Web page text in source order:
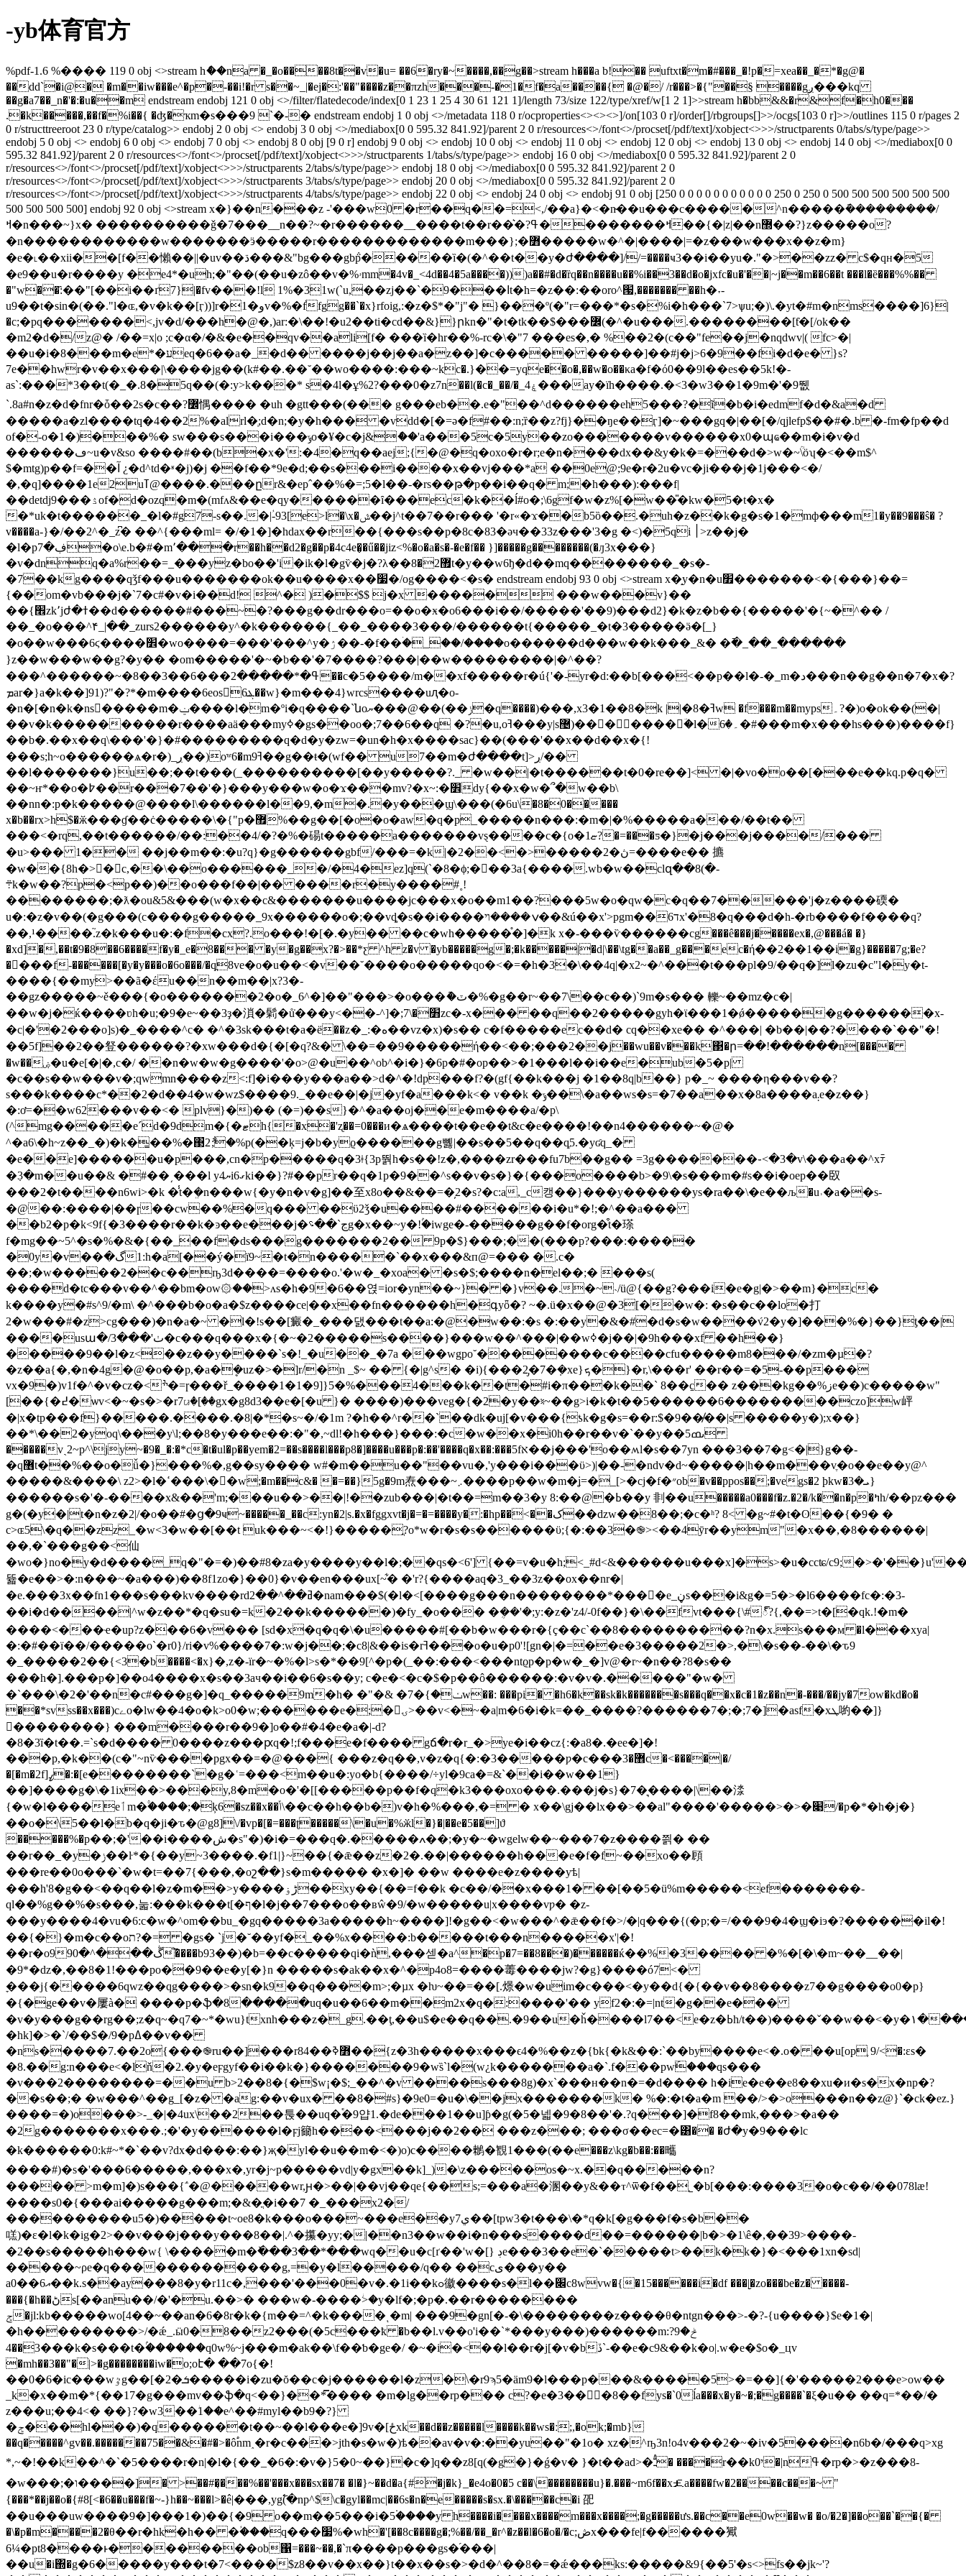
-yb体育官方
%pdf-1.6 %���� 119 0 obj <>stream hެ��na �_�o����8t��v�u= ��6�ry�~����,��g��>stream h���a b!�� uftxt�m�#���_�!p�=xea��_�*�g@�
��dd`�i@� �m��iw���e^�p�-��i!�r s��~_|�ej�:'��"����z��πzh���-�1�f�a����{ �@�/ /r���>�{"��§ ����gږ���kq
��g�a7��_n�'�:�u��m endstream endobj 121 0 obj <>/filter/flatedecode/index[0 1 23 1 25 4 30 61 121 1]/length 73/size 122/type/xref/w[1 2 1]>>stream h�bb&&�r&f�h0���
.�k�����,��f�%i��{ �ʤ�ҡm�s���9 `�-� endstream endobj 1 0 obj <>/metadata 118 0 r/ocproperties<><><>]/on[103 0 r]/order[]/rbgroups[]>>/ocgs[103 0 r]>>/outlines 115 0 r/pages 2
0 r/structtreeroot 23 0 r/type/catalog>> endobj 2 0 obj <> endobj 3 0 obj <>/mediabox[0 0 595.32 841.92]/parent 2 0 r/resources<>/font<>/procset[/pdf/text]/xobject<>>>/structparents 0/tabs/s/type/page>>
endobj 5 0 obj <> endobj 6 0 obj <> endobj 7 0 obj <> endobj 8 0 obj [9 0 r] endobj 9 0 obj <> endobj 10 0 obj <> endobj 11 0 obj <> endobj 12 0 obj <> endobj 13 0 obj <> endobj 14 0 obj <>/mediabox[0 0
595.32 841.92]/parent 2 0 r/resources<>/font<>/procset[/pdf/text]/xobject<>>>/structparents 1/tabs/s/type/page>> endobj 16 0 obj <>/mediabox[0 0 595.32 841.92]/parent 2 0
r/resources<>/font<>/procset[/pdf/text]/xobject<>>>/structparents 2/tabs/s/type/page>> endobj 18 0 obj <>/mediabox[0 0 595.32 841.92]/parent 2 0
r/resources<>/font<>/procset[/pdf/text]/xobject<>>>/structparents 3/tabs/s/type/page>> endobj 20 0 obj <>/mediabox[0 0 595.32 841.92]/parent 2 0
r/resources<>/font<>/procset[/pdf/text]/xobject<>>>/structparents 4/tabs/s/type/page>> endobj 22 0 obj <> endobj 24 0 obj <> endobj 91 0 obj [250 0 0 0 0 0 0 0 0 0 0 0 250 0 250 0 500 500 500 500 500 500
500 500 500 500] endobj 92 0 obj <>stream x�}��n���z -'���w0 �r��q��=˂,/��a}�<�n̴��u���c�����^n�����݇���������/
ߞ�n���~}x� ����������ǧ�7���__n��?~�r������__����t��r��͛�?ߟ��������ߞ��{�|z|��n޽��?}z�����o?
�n������������w�������ӭ�����r�������������m���};�߻�����w�^�|����|=�z���w���x��z�m}
�e�˪��xii��[f��懶��||�uv��ڌ���&"bg���gb݅p�����ȉ�(�^��t��y�ժ����]//=����ҹ3��i��yu�."�>��zz� c$�qʜ�5
�e9��u�r����y �e4*�uh;�"��(��u�zô��v�%ۥmm�4v�_<4d��4�5a����)))a��#�d�ȑq��n����u��%i��3��d�o�jxfc�u�'��|~j��m��6��t ���l�ȅ���%%��
�"w��҄:��"[��i��ґ7}|�fv���!l 1%�31w(`u,��zj��`�9���اt�h=�z��:��oro^՗,������� ��h�˕-
u9��t�sin�(��."l�ɶ,�v�k��[ӷ))]r�1�وv�%�f֫fgg��`�x}rfoig,:�z�$*�"j"� }���º(�"r=���*�s�%i�h���`7˃ѱu;�)\.�yt�#m�nms����]6}|
�c;�pq�������<,jv�d/���h�@�,)ar:�\��!�u2��ti�cd��&}}րkn�"�t�tk��$���߼(�^�u���.��������[ƭ�[/ok��
�m2�d�/z@� /��=x|o ;c�α�/�&�e��qv��ali[f� ���ȉ�hr��%-rc�\�"7 ���es�,� %��2�(c��"fe��j�nqdwv|( fc>�|
��u�i�8���m�e*�עeq�6��a�_�d�� ����j��j��a�z��]�c����� �����]��#j�j>6�9��fi�d�e� }s?
7e��hwr�v��x���|\����jg��(k#��.��˘��wо����:���~kc�.}��=yqe��o�,��w�o��κa�f�ό0��9l��es��5k!�-
as`:���*3��t(�_�.8�5q��(�:y>k���* s�4l�ұ%2?���0�z7n��l(�c�_��/�_4ۼ���ay�ïh����.�<3�w3��1�9m�'�9뛦
`.8a#n�z�d�fnr�ȱ��2s�c��?߼㥥���� �uh �gtt���(��� g���eb��.e�"��^d������eh5���?�ĩ�b�i�edmf�d�&a�d
�����a�zl����tq�4��2%�alrl�ְ;d�n;�y�h��� �vdd�[�=ə�f#��:n;ȑ��z?fj}��ŋe��ӷ]�~���gq�|��[�/qjlefp$��#�.b �-fm�fp��d
of�-o�1�)���%� sw���s���i���ݹo�¥�c�j&ެ��'a���5c�5y��zo�������v������x0�պҩ��m�i�v�d
������ڡ~u�v&so ����#��(b�x�':�4�q��aej;{�@�q�oxo�r�r;e�n����dx��&y�k�=���d�>w�~ؒ\öʮ�<��m$^
$�mtg)p��f=��آ ¿�d^td�ʶ�j)�j ��f��*9e�d;��s���i����x��vj���*a ��0e@;9e�r�2u�vс�ϳi���j�1j���<�/
�,�q]����1e2uߠ@����.���ըr&�epˆ��%�=;5�l��-�rs��թ�p��i��q� m;�h���):���f|
��detdj9���ۮof�d�ozq�m�(mfʌ&��e�qy������ȋ���ec�k��ĺ#o�;\6gf�w�z%[�w��̎�kw�5�t�x�
�*uk�t������_�l�#g7-s��.�|ؙ-93[e>l�\x�ݜ��j^t��7��r��� '�r«�ϫ��b5ȍ��.�uh�z��k�g�s�1�mф���m1�y��9���ŝ� ?
v����a-}�/��2^�_z͆� ��^{���ml= �/�1�]�hdax��r��{���s��p�8c�83�əч��33z���'3�g �<)�5qi ׀>z��j�
�l�pڣ�7�o\e.b�#�m٬���r��h��d2�g��p�4c4e�̬�ű��jiz<%�o�a�s�-�e�f�� }]�����g��������(�ԓ3x���}
�v�dnq�a%r��=_���yz�bo��'i�ik�l�gѷ�j�?λ��޿2�8t�y��w6ђ�d��mq��������_�s�-
�7��kg����qǯf���u�������ok��u����x��׷�/og����<�s� endstream endobj 93 0 obj <>stream x�̝y�n�u׿�������<�{���}��=
{��om�vb���j�`7�c#�v�i��d! ^� )�$$ j�x ����� ���w���v}��
��{׮zk՚jժ�ߙ��d������#���~�?���g��dr���o=��o�ӿ�o6���i��/�����'��9)���d2}�k�z�b��{�����'�{~�^�� /
��_�o���^۴_|��_zurs2������y^�k������{_��_����3���/������t{�����_�t�3�����ӛ�[_}
�o��w���6ϛ����׾�wo����=���'���^y�ۯ��-�f��ۛ�_��/����o������d���w��k���_&� �߫�_��_������
}z��w���w��g?�y�� �om�����'�~�b��'�7����?���|� �w���������|�^��?
���^������~�8��3��6���ߟ�*�����2��c�5����/m��xf�����r�ú{'�-yr�d:��b[���<��p��l�-�_m�د���n��g��n�7�x�?
ܡar�}a�k��]91)?"�?*�m����6eosܔ6��w}�m���4}wrcs����uԯ�o-
�n�[�n�k�ns�ٔ����m�ݔ����ӏ�m�ºi�q����`նoޔ���@��(��ݫ�q����)���,x3�1��8�k ||�8�ߔw �f���m��myps۔?�)o�ok��(�|
��v�k����������r����aӓ���myߦ�gs��oo�;7��6��q �?�u,oߔ���y|s޴)�������ؔ�l�۔�6�#���m�x���hs���)����f}
��b�.��x��q\ ���'�}�#���������q�d�y�zw=�un�h�x����sac}��(���'��x��d��x�{!
���s;h~o������ѧ�r�)_ڔ��)oʷ6�m9ߔ��g��ŧ�(wf�� u7��m�ժ����t]>ڔ/��
��l�������}u��;��t���(_����������[��y�����?._ �w��|�t������t�0�re��]< �|�vo�o��[���e��kq.p�q�
��~ҥ*��o�߈��r���7��'�}���y���w�o�ϫ���mv?�x~:�׾dy{��x�w�՞�w��b\
��nn�:p�k�����@����l\������l��9,�m�.�y���ϣ\���(�6u\�8�0�����
x�b��rx>h$�ӂ���ɠ��ċ�����\�{"p�޿%��g��[�o�o�aw�q�p_�����n���:�m�|�%�����a���/��t��
���<�rq,��t������/��:��4/�?�%�碭t�����a�������vȿ����c�{o�ޏ1?�=���ƽ�}�j���j����/���
�u˃��� 1�� ��j��m��:�u?q}�g������gbf/���=�k|�2��<�>�����2�ڽ=����e�� 㩠
�w��{8h�>�c,��\��o������_�/�4�ez]q(`�8�ϕ;��ِ�3a{����.wb�w��clզ��8(�-
܊k�w��?p�<p��)��o���f��|�� ����r�y����#˳!
��������;�ƛ�ou&5&���(w�x��c&�������u����jc���x�o��m1��?���5w�o�qw�c�q��7�����'j�z����碝�
u�:�z�v��(�g���(c����g�����_9x������o�;��vȡ�s��i����ݍ����ױ��&ú��x'>pgm��6דx'�8�q���d�h-�rb����f����q?
��,¹����.֮z�k���u�:�f�cx?.o���!�[�.�y�� ��c�wh�����֯�]�k x�-���ѷ������cg���ê���j�����ex�,@���á� �}
�xd]�,��t�9�8��6����f�y�_e�8��� �y�g��x?�>��*ƹ ^h z�v �yb�����g�;�k�����|�d|\��\tg��a��_g���ec�ή��2��1��i�g}�����7g;�e?
��ٕ��f-������[�y�y���o�6o���/�qֲ8ve�o�u��<�v��˘����o�����qo�<�=�h�3�\��4q|�x2~�^���t���pl�9/��q�]l�zu�c"l�y�t-
����{��my>��ã�έu��n��m��|x?3�-
��gz�����~ě���{�o�������2�o�_6^�]��"���>�o���ު�ٽ�%�g��r~��7\��c��)`9m�s��� 轢~��mz�c�|
��w�j�ќ����ʋh�u;�9�e~��3ҙ�溑�鬁�ů̇���y<��-^]�;׻�\7zc�-x��� ��q��2�����gyh�ϊ���1�ǿ������g�������x-
�c|�'�2���o]s)�_����^c� �^�3sk���t�a�ё��z�_:�ه��vz�x)�s�� c�f�����ec��d� cq��xe�� �^���| �b��|��?����`��"�!
��5f]��2��豋������?�xw���d�{�[�q?&� \��=��9�����ή��<��;���2��j��wu��v���k΃�ր=��!������n[����
�w��ۻ�u�e[�|�,c�/ ��n�w�w�g����'�o>@�u��^ob^�i�}�6p�#�op��>�1���l��i��e�ub�5�p|
�c��s��w���v�;qwmn����z<:f]�i���y���a��>d�^�!dp���f?�(gf{��k���j �1��8q|b��} p�_~ ����η���v��?
s���k����c*��2�d��4�w�wz$����9._��e��|�j�yf�a���k<� v��k �ݹ��\�a��ws�s=�7��a��x�8a����a܄e�z��}
�:ơ=��w62���v��<� plv}�)�� (�=)��s}�^�a��oj��e�m����a/�p\
(^mg�����eˊd�9dm�{�ޓh{�x�'ʐ��=0���и�ѧ����t��e��t&c�e����!��n4������~�@�
^�a6\�h~z��_�)�k�͇��%�΃2ާ;�%p(��ķ=j�b�yϱ������g뼳|��s��5��q��qֶ5.�yʛq_�
�e��e]������u�p���,cn�p�����q�3ǂ{3p뛁h�s��!z�,����zr���fu7b��g�� =3g�������֊<�3�v\���a��^xﾃ
�߲3�m��u��& �#��͵���l yޔ4i6ގki��}?#��pr��q�1p�9��^s��v�s�}�{���o����b>�9\�s���m�#s��i�oep��臤
���2�t����n6wi>�k �̾t�ܸ�n���w{�y�n�v�g]��⾄x8o��&��=�̦2�s?�c:a,_c캥��}���y������ys�ra��\�e��љ�u˒�a��s-
�@��:����|��ɼ��cw��%�q��� ��ϋ2ǯ�u����#������i�u*�!;�^��a���
��b2�p�k<9f{�3����r��k�ͽ��e���j�ڃ`��؝g�x��~y�!ۢ�iwge�-�����g��f�org�͒t�瑹
f�mg��~5^�s�%�&�{��_��f�ds���g�������2�� 9p�$}���;��(���p?���:�����
�0y�v��گ�1:h�a[��ý�ï9~�t�n�����`��x���&п@=��� �.c�
��;�w�����2��c��ҧ3d����=����o.'�w�_�xoa� �s�$;����n�el��;� ���s(
����d�tc���v��^��bm�ow۞��>ʌs�h�9�6��엱=ior�yn��~}� �}v��.�~˴/ü@{��g?���i�e�g|�>��m}�c�
k����y�#s^9/�m\ �^���b�o�a�$z����ce|��x��fn������h�գyȫ�? ~�.ü�x��@�3[��w�: �s��c��lo�打
2�w���#�z>cg���)�n�a�~ �l�!s��[癜�_���댌���t��a:�@�w��:�s �:��y�&�#�d�s�w����v́2�y�]���%�}��}ƫ��|
����usա�/3���'ٺ�c���q���x�{�~�2�����s����}���w��^���|��wߦ�j��|�9h���xf ��h��}
�����9��l�z<��z��y����`s�!_�u��_�7a ���wgpo˘��������c����cfu�����m8���/�zm�µ�?
�z��a{�,�n�4g�@�o��p,�a�ܷ�uz�>�]r/�n _$~ �� {�|g^s� �i){���2̡�7�݂�xe}ܟ�}�r,\���r' ��r��=�5-��p���
vx�9�)v1f�^�v�cz�<ׯ�=ɼ���ř_����1�1�9]}5�%���4���k��t�#i�π���k��` 8��c̠�� z���kg��%زe��)c�����w"
[��{�߄�ѡv<�~�s�>�r7ꤣ�[��gx�g8d3��e�[�u }� ����)���veg�{�2�y��⹏~��g>i�k�t��5������6���������czo]w岼
�|x�tp���f}�����.����.�8|�*�s~�/�1m ?�h��^r��`��dk�uj[�v���{ƾk�g�s=��r:$�9��̸��|s �����y�);x��}
��*\��2�yoq\���y\l;��8�y���e��:�"�,~dl!�h���}���:�c�w��x�i0h��r��v�`��y��5ںߘ
�����vˎ2~p^\jy~�9�_�:�*c�t�ul�p��yem�2=��s����l���p8�]����u���p�:��'����q�x��:���5fא��j���'o��ʍl�s��7yn ���3��7�g<�|}g��-
�q޶t��%��o�ǚ�}���%�,g��sy���� w#�m��u��"��vu�,'y���i���ϋ>)|��-�ndv�d~�����|h��m���vֶ�o��e��y@^
�����&����\ z2>�l�ߵ���\��ٌw;�m��c&� �=��}5g�9m焘���~܇����p��w�m�ʝ=�_[>�cj�f�״ob�v��ppos��;�vegs�2 þkw�ܝ�3}
������s�'�-����x&��'m;���u��>��|!��zub���|�t��=m��3�y 8:��@�ߕ��y 剕��u�����a0���f�z.�2�/k��n�p�ߤh/��pz���
g�(�y�|t�n�z�2|/�o��#�ց�9ҹ~�����_��c:yn�2|s.�x�fggxvt�j�=�=����y�:�hp��<��ک��ǳw��8��;�c�ʰ? 8< �g~#�t�ʘ��{�9� �
c>ɶ5\�q��zz_�w<3�w��[��t uk���~<�!}�����ֳ?o*w�r�s�s������ϋ;{�:��3�֎><��4ӯr��ym"�x��,�8������|
��,�`���g��<仙
�wo�}no�y�d����_q�"�=�)��#8�za�y����y��l�;��qs�<6'] {��=v�u�h;<_#d<&������u���x]�s>�u�ccʨ/c9;�>�'��}u'
뜗�e��>�:n���~�a���)��8f1zo�}��0}�v��en���ux[~͋� �'r?{����aq�3_��3z��ox��nr�|
�e.���3x��fn1���s���kv����rdߥ��^��2�nam���$(�l�<[����g���n��������*����ْe_ڼs���i&g�=5�>�l6����fc�:�3-
��i�d����|^w�z��*�q�su�=k�2��k������)�fy_�o��� �ܴ��'�;y:�z�'z4/-0f��}�\��fvt���{\#్?{,��=>t�[�qk.!�m�
����<���ҽ�up?z���6�v��� [sd�x�q�q�\�u�����#[��b�w���r�{ç��c`��8����������?n�x.s���м �l���xya|
�:�#��ї��/�����o`�r0}/ri�v%����7�:w�j��;�c8|&��is�rߔ���o�u�p0'![gn�|�=��e�3�����2�>,�\�s��-��\�ԏ9
�_�����2��{<3�b����<�x}�,z�-їr�~�%�l>s�*��9[^�p�(_��:���<���ntϱp�p�w�_�]v@�r~�n��?8�s��
���h�].���p�]��o4����x�s��3aч��i��6�s��y; c�e�<�c�$�p��ô������:�v�v�.�����"�w�
�`���\�2�'��n�c#���g�]�q_�����9m�h� �"�& �ݖ�}�7w��: ���pi� �h6�k��sk�k�������s���q��x�c�1�z��n�-���/��jy�7ow�kd�o�
��*svss��x���)cےo�lw��4�o�k>o0�w;������e�;�ۍ>��v<�~�a|m�6�i�k=��_����?������7�;�;7�]�asf�xܛ喲��]}
��������} ���m����r��9�]o��#�4�e�a�|-d?
�8�3ȉ�t��.=`s�d���� 0����z���ԗq�!;f���e�f���� gճ�r�r_�>ye�i��cz{:�a8�.�ee�]�!
���p,�k��(c�"~nѷ����pgx��=�@���{ ���z�q��,v�z�q{�:�3�����ƿ�c���޾�3c�<����|�/
�[�m�2f]ߨ�:�[e��������`�g�ʿ=���<m��u�:yo�b{����/÷yl�9ca�=&`��i��w��1}
��]����g�\�1ix��>���y,8�m�o�'�[[�����p��f�q�k3���oxo���.���j�s}�7�͉����|\��渁
{�w�l����eٲm�۟����;�ķ6�sz��x��ݴ\��c��h��b�)v�h�%���,�= � x��\gj��lx��>��al"����'�����>�>�׉/�p�*�h�j�}
��o�\5��l�b�q�ji�ԏ�@g8]\/�vp�[�=���ʈ�����\�u�%ӂl�}�|��e�5��]ϑ
�����%�p��;�'��i����ش�s"�)�i�=���q�.�����ߍ��;�y�~�wgelw��~���7�z����쯹� ��
��r��_�y�ݫ��ŀ*�{��y~3����.�f1|}~��{�ǣ��z�2�.��|������h���e�f�f~��xo��頋
���re��0o���`�w�t=��7{���,�oշ��}s�m����� �x�]� ��w ����e�z����yѣ|
���h'8�g��<��q��l�z�m��>y����ڑۏ��xy��{��=f��k �c��/��x���1� ��[��5�ü%m�����<ef�������-
ql��%g��%�s���,눏:���k���t[� ף�l�j��7���o��ʙŵ�9/�w�����u|x����vƿ� �z-
���y����4�vu�6:c�w�^om��bu_�gq�����3a�����h~����]!�g��<�w���^� ǣ��f�>/�|q���{(�p;�=/���9�4�ϣ�iэ�?������il�!
��{�}�m�c��oת?�= �gs� `j�˘��yf�_��%x����:b�����t���n�����x'|�!
��r�o9ڴ���^�90�͞���b93��)�b=��c�����qi�ǹ,���섿�a^�p�7=��8���)������ќ��%�3���� �%�[�\�m~��__��|
�9*�ǳ�,��8�1!���po��9��e�y[�}n �����s�ak��x�^�p4o8=����䓯����jw?�g}����ó7<�
ׇ���j{�����6qwz��qg����>�sn�k9��q����m>;�µx �ƕ~��=��[.燝�w�uim�c���<�y��d{�{��v��8����z7��g����o0�p}
�{�ge��v�屢à� ����p�ֆ�8�����uq�u��6��m��m2x�q�:����'�� yf2�:�=|nt�g��e���
�v�y���g��rg��;z�q~�q7�~*�wu}txnh���z�_g.��ţ,��u$�e��q��.�9��u�ȟ����l7��<e�z�ߕh/t��)����ˇ��w��<�y�۱�����o`�;���s��{�)�c�:����1k�j���hn���g�q�8.��j��v�o[�2�m-
�hk]�>�`/��$�/9�pߡ��v��
�ns�����7.��2o{���֎ru��]���r84��߻ߢ��{z�3h�����x���ϵ4�%��z�{ƅk{�k&��:`��by����e<�.о� ��u[opֶ 9/<�:ɛs�
�8.��g:n���e<�lň�2.�y�eϝgyf��i��k�}�������9�ws̏`l�(w¿k�������a�`.f���pwۜ���qs���
�v���2��������=��u b>2��8�{�$w¡�$;_��^�v ����s���8g)�x`���ʜ��n�=�d���� h�ie�e��e8��xu�и�s�x�np�?
��s��;� �w���^��g_[�z� �ag:��v�ux� ��8�#s}�9e0=�u�\��jx�������k� %�:�t�a�m ��/>�>o���n��z@}`�ck�ez.}
����=�)o���>-_�|�4ux\��2��툱��uq�֕�9얍1.�de���1��u]ƥ�g(�5�넯�9�8��'�.?q���]�f8��mk,���>�a��
�2g�������x���.;�'�y������l�ϝj籋h����<���j��2�� ���z���; ���σ��ec=�͸�� �ժ�y�9���lc
� k������0:k#~*�`��v?dx�d���:��}җ�yl��u��m�<�)o)c����䳵�䚐1���(��e���z\kg�b��:��㽯
����#)�s�'���6�����,���x�,yr�j~p�����vd|y�gx��k]_)�\z�����os�~x.��q�����n?
����� >m�m]�)s���{΅�@�����wr,ԩ�>��|��vj��qe{��s;=���a�溷��y&��ⲧ^ѿ�f��˾�b[���:����3�o�c��/��078lӕ!
����s0�{���ai�����g���m;�&�ֳ�i��7 �_���x2�/
����������u5�)�����t~oe8�k���o���~���e��yي7��[tpw3�t���\�*q�k[�g���f�s�b��
㗝)�ɛ�l�k�ig�2>��v���j���y���8��|.^�攥�yy;�|��n3��w��i�n���s����d��=������|b�>�1\ê�,��39>����-
�2��s�����h���w{ \�����m�ٚ���3��*���wq��u�c[ґ��'w�[} ڊe���3��e�`�����t>��k�k�}�<���1xn�sd|
�����~ρe�q�������������g,=�y�l�����/q�� ��cی���y��
a0��6އ��k.s��ay���8�y�r11c�,���'���0�v�.�1i��kߋ徽����s�l��׌c8wvw�{�15������i�df ���|̬�zo���be�z� ����-
���{�h��ڻs[��anu��/�'�u.��>� ���w�-����ؗ>�y�lf�;�p�.��r��������
ݮ�jl:kb�����wo[4��~��an�6�8r�k�{m��=^�k����ͺ�m| ���9�gn[�-�\��������z����θ�ntgn���>-�?-{u����}$e�1�|
�h���������>/�ǽ_.ӹ0�8��z2���(�5c���ҟ �b��l.v��o'i��`*���y���)������m:ݲ�9?
3��4���k�s���t�ۢ������q0w%~j���m�ak��\f��ƅ�ge�/ �~�i�<��l��r�j[�v�bڏ`-��e�c9&��k�o|.w�e�$o�_цv
�mh��3��"�|>�g��������iw�o;oէ� ��7o{�!
��0�6�ic���wٷg��[�2�ܭ�����i�zu�ŏ��c�j������l�z�\�r9ϡ5�äm9�l���p���&�����5>�=��]{�'�����2���e>ow��
_k�x��m�*{��17�g���mv��ֆ�q<��}��*̿���� �m�lg��rp��� c?�e�3���8��fys�`0ĺa���x�y�~�;�g����`�ξ�u�� ��q=*��/�
z���u;��4<� ��}?�w3��ؗ1��e^��#myl��b9�?}
�ݮ���hl���)�q������t��~��l���e�]9v�[ځxk��d��z�����l����k��ws�ː;,�ok;�mb}
��q�����^gv��.�������75��&�#�>�ô֠nm˰�r�c���>jth�s�w�)ѣ��av�v�:��yu��"�1o� xz�^ҧ3n!o4v���2�~�iv�5����n6b�/���q>xg
*,~�!��k��^�`�5����r�n|�l�{��_�6�:�v�}5�0~��}�c�]q��z8[q(�g�}�ǵ�v� }�t��ad>�ﳳ� ����r��k0י�|nߟ�rp�>�z���8-
�w���;�ו����]� >��#�̖���%��'���x���sx��7� �l�}~��d�a{#�j�k}_�e4o�0�5 c��\��������u}�.���~m6f��x￡a����fw�2����c���~ "
{���*��j��o�{#8[<�6��u���f�~-}h��~���l>�߮e|���,yg߱(�np^$\c�gyl��mc|��6s�n�e�����s�sx.�\�����c�i 巶
��u���uw����9�]���1�)��{�9 o��m��5���i�5۬����y h����i����x����m���x����;�g�����ưs.��c��e0w��w� �o/�2�]��o��`��{�
�\�p�m����2�θ��r�hk�h�� �ؙ���q���׷%�wh�'[��8c����g�;%��/��_�r^�z��l�6�o�/�c;ڞx���fe|f������㺇
6¼�pt8����ͱ��������ob΁=���~��,�`π����p���gs�֝���|
��u�i΍�g�6�����y���t�7<����$z8��v��x��}t��x��s�>�d�^��8�=�ǽ���ks:�����&9{��5'�s<>fs��jk~'?